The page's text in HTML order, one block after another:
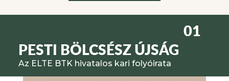
01
PESTI BÖLCSÉSZ ÚJSÁG
Az ELTE BTK hivatalos kari folyóirata